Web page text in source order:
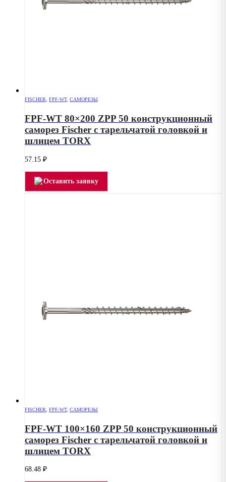
FISCHER, FPF-WT, САМОРЕЗЫ
FPF-WT 80×200 ZPP 50 конструкционный
саморез Fischer с тарельчатой головкой и
шлицем TORX
57.15 ₽
Оставить заявку
FISCHER FPF-WT, САМОРЕЗЫ
FPF-WT 100×160 ZPP 50 конструкционный
саморез Fischer с тарельчатой головкой и
шлицем TORX
68.48 ₽